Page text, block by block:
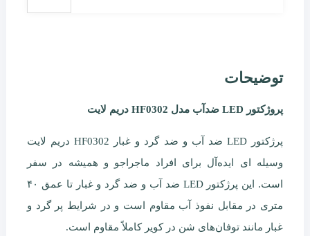
توضیحات
پروژکتور LED ضدآب مدل HF0302 دریم لایت
پرژکتور LED ضد آب و ضد گرد و غبار HF0302 دریم لایت
وسیله ‌ای ایده‌آل برای افراد ماجراجو و همیشه در سفر
است. این پرژکتور LED ضد آب و ضد گرد و غبار تا عمق ۴۰
متری در مقابل نفوذ آب مقاوم است و در شرایط پر گرد و
غبار مانند توفان‌های شن در کویر کاملاً مقاوم است.